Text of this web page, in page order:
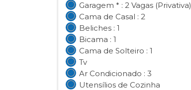
Garagem * : 2 Vagas (Privativa)
Cama de Casal : 2
Beliches : 1
Bicama : 1
Cama de Solteiro : 1
Tv
Ar Condicionado : 3
Utensílios de Cozinha